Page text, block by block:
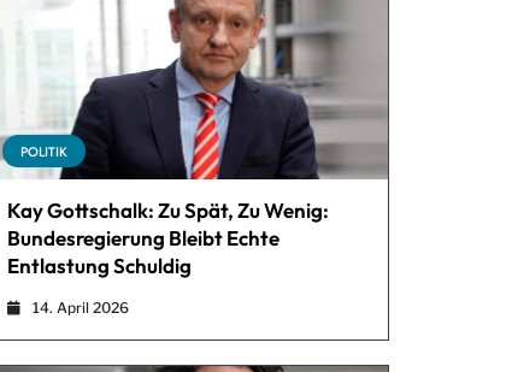
POLITIK
Kay Gottschalk: Zu Spät, Zu Wenig:
Bundesregierung Bleibt Echte
Entlastung Schuldig
14. April 2026